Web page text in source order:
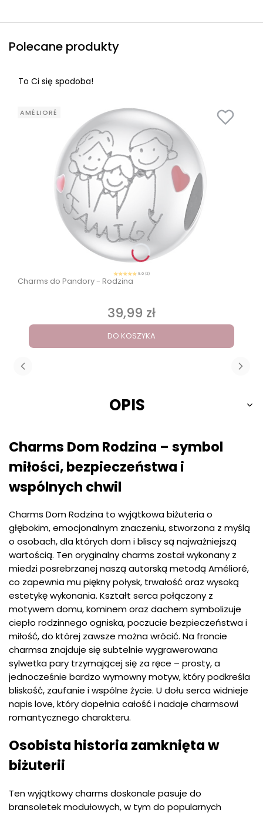
Polecane produkty
To Ci się spodoba!
AMÉLIORÉ
5.0 (2)
Charms do Pandory - Rodzina
Cena
39,99 zł
DO KOSZYKA
OPIS
Charms Dom Rodzina – symbol
miłości, bezpieczeństwa i
wspólnych chwil
Charms Dom Rodzina to wyjątkowa biżuteria o
głębokim, emocjonalnym znaczeniu, stworzona z myślą
o osobach, dla których dom i bliscy są najważniejszą
wartością. Ten oryginalny charms został wykonany z
miedzi posrebrzanej naszą autorską metodą Amélioré,
co zapewnia mu piękny połysk, trwałość oraz wysoką
estetykę wykonania. Kształt serca połączony z
motywem domu, kominem oraz dachem symbolizuje
ciepło rodzinnego ogniska, poczucie bezpieczeństwa i
miłość, do której zawsze można wrócić. Na froncie
charmsa znajduje się subtelnie wygrawerowana
sylwetka pary trzymającej się za ręce – prosty, a
jednocześnie bardzo wymowny motyw, który podkreśla
bliskość, zaufanie i wspólne życie. U dołu serca widnieje
napis love, który dopełnia całość i nadaje charmsowi
romantycznego charakteru.
Osobista historia zamknięta w
biżuterii
Ten wyjątkowy charms doskonale pasuje do
bransoletek modułowych, w tym do popularnych